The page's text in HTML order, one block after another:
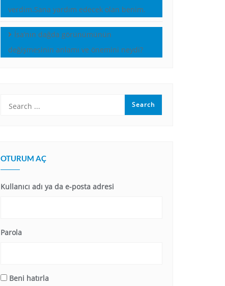
verdim.Sana yardım edecek olan benim.
İsa’nın dağda görünümünün
değişmesinin anlamı ve önemini neydi?
OTURUM AÇ
Kullanıcı adı ya da e-posta adresi
Parola
Beni hatırla